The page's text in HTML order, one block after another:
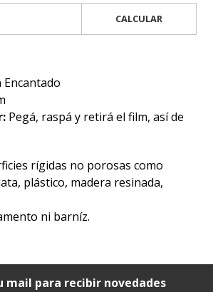
CALCULAR
Encantado
Pegá, raspá y retirá el film, así de
rígidas no porosas como
plástico, madera resinada,
ni barníz.
mail para recibir novedades